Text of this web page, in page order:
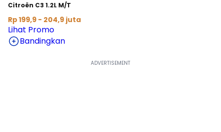
Citroën C3 1.2L M/T
Rp 199,9 - 204,9 juta
Lihat Promo
Bandingkan